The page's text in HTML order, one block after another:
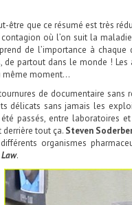
être que ce résumé est très
où l’on suit la
de l’importance à
de partout dans le monde !
même moment…
de documentaire sans
délicats sans jamais les
passés, entre laboratoires
tout ça. Steven
organismes
.